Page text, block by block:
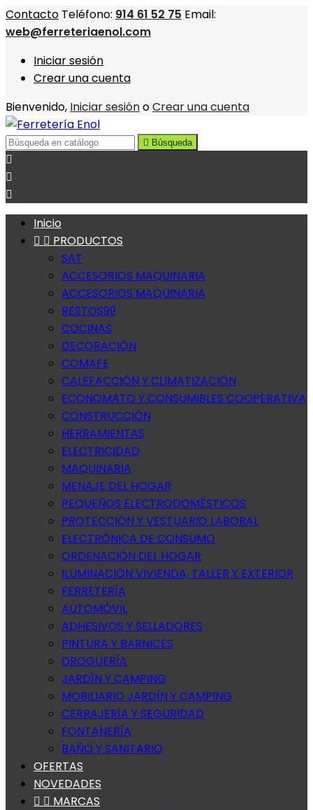
Contacto Teléfono: 914 61 52 75 Email:
web@ferreteriaenol.com
Iniciar sesión
Crear una cuenta
Bienvenido, Iniciar sesiónoCrear una cuenta
 Búsqueda



Inicio
  PRODUCTOS
SAT
ACCESORIOS MAQUINARIA
ACCESORIOS MAQUINARIA
RESTOS99
COCINAS
DECORACIÓN
COMAFE
CALEFACCIÓN Y CLIMATIZACIÓN
ECONOMATO Y CONSUMIBLES COOPERATIVA
CONSTRUCCIÓN
HERRAMIENTAS
ELECTRICIDAD
MAQUINARIA
MENAJE DEL HOGAR
PEQUEÑOS ELECTRODOMÉSTICOS
PROTECCIÓN Y VESTUARIO LABORAL
ELECTRÓNICA DE CONSUMO
ORDENACIÓN DEL HOGAR
ILUMINACIÓN VIVIENDA, TALLER Y EXTERIOR
FERRETERÍA
AUTOMÓVIL
ADHESIVOS Y SELLADORES
PINTURA Y BARNICES
DROGUERÍA
JARDÍN Y CAMPING
MOBILIARIO JARDÍN Y CAMPING
CERRAJERÍA Y SEGURIDAD
FONTANERÍA
BAÑO Y SANITARIO
OFERTAS
NOVEDADES
  MARCAS